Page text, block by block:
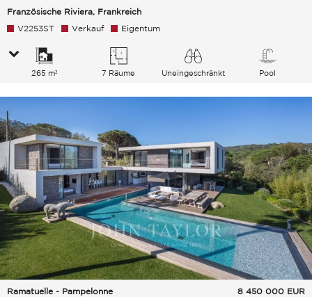
Französische Riviera, Frankreich
V2253ST Verkauf Eigentum
265 m² 7 Räume
Uneingeschränkt
Pool
Ramatuelle - Pampelonne
8 450 000 EUR